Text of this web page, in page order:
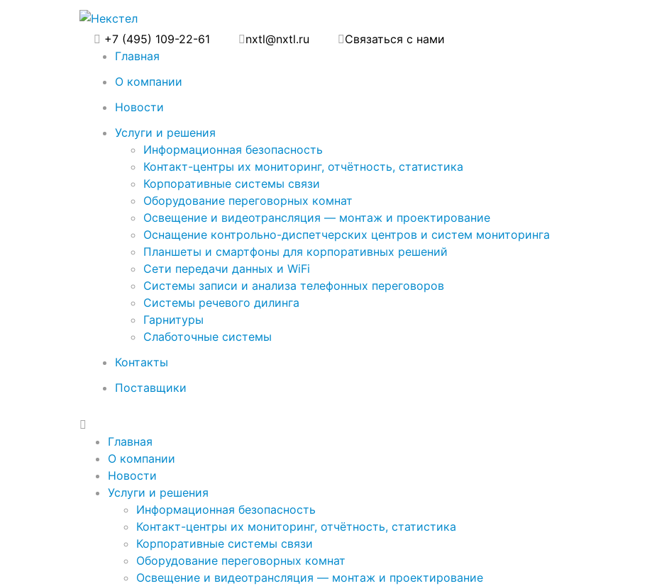
+7 (495) 109-22-61 nxtl@nxtl.ru
Связаться с нами
Главная
О компании
Новости
Услуги и решения
Информационная безопасность
Контакт-центры их мониторинг, отчётность, статистика
Корпоративные системы связи
Оборудование переговорных комнат
Освещение и видеотрансляция — монтаж и проектирование
Оснащение контрольно-диспетчерских центров и систем мониторинга
Планшеты и смартфоны для корпоративных решений
Сети передачи данных и WiFi
Системы записи и анализа телефонных переговоров
Системы речевого дилинга
Гарнитуры
Слаботочные системы
Контакты
Поставщики
Главная
О компании
Новости
Услуги и решения
Информационная безопасность
Контакт-центры их мониторинг, отчётность, статистика
Корпоративные системы связи
Оборудование переговорных комнат
Освещение и видеотрансляция — монтаж и проектирование